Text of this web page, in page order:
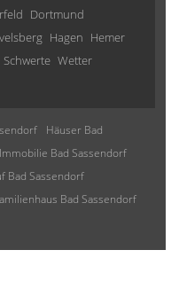
Dortmund
Hagen Hemer
Schwerte Wetter
Häuser Bad
Immobilie Bad Sassendorf
Bad Sassendorf
Bad Sassendorf